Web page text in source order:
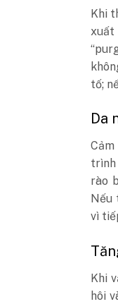
Khi
xuất
tố;
Da
trình
rào
Nếu
vì
Khi
hôi